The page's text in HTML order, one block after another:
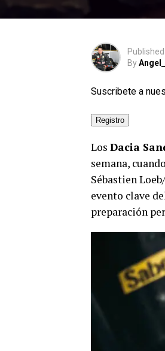
Published
By
Suscribete a
Los Dacia
semana,
Sébastien
evento clave
preparación